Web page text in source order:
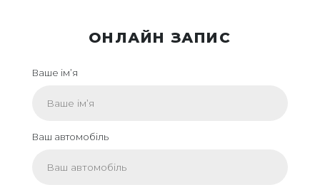
ОНЛАЙН ЗАПИС
Ваше ім’я
Ваш автомобіль